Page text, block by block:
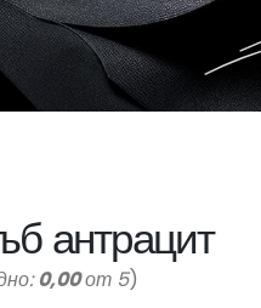
антрацит
0,00от 5)